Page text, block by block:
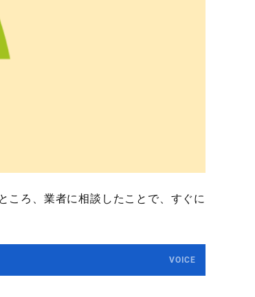
ころ、業者に相談したことで、すぐに
VOICE